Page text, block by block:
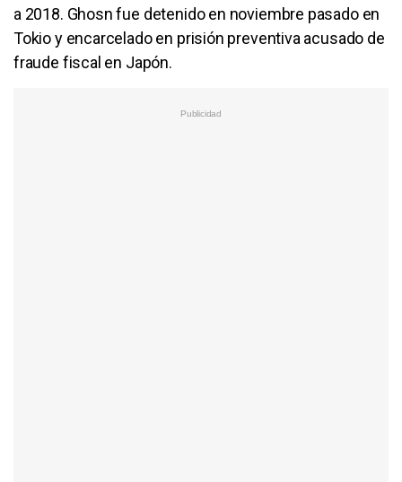
a 2018. Ghosn fue detenido en noviembre pasado en
Tokio y encarcelado en prisión preventiva acusado de
fraude fiscal en Japón.